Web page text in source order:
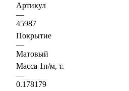
Артикул
—
45987
Покрытие
—
Матовый
Масса 1п/м, т.
—
0.178179